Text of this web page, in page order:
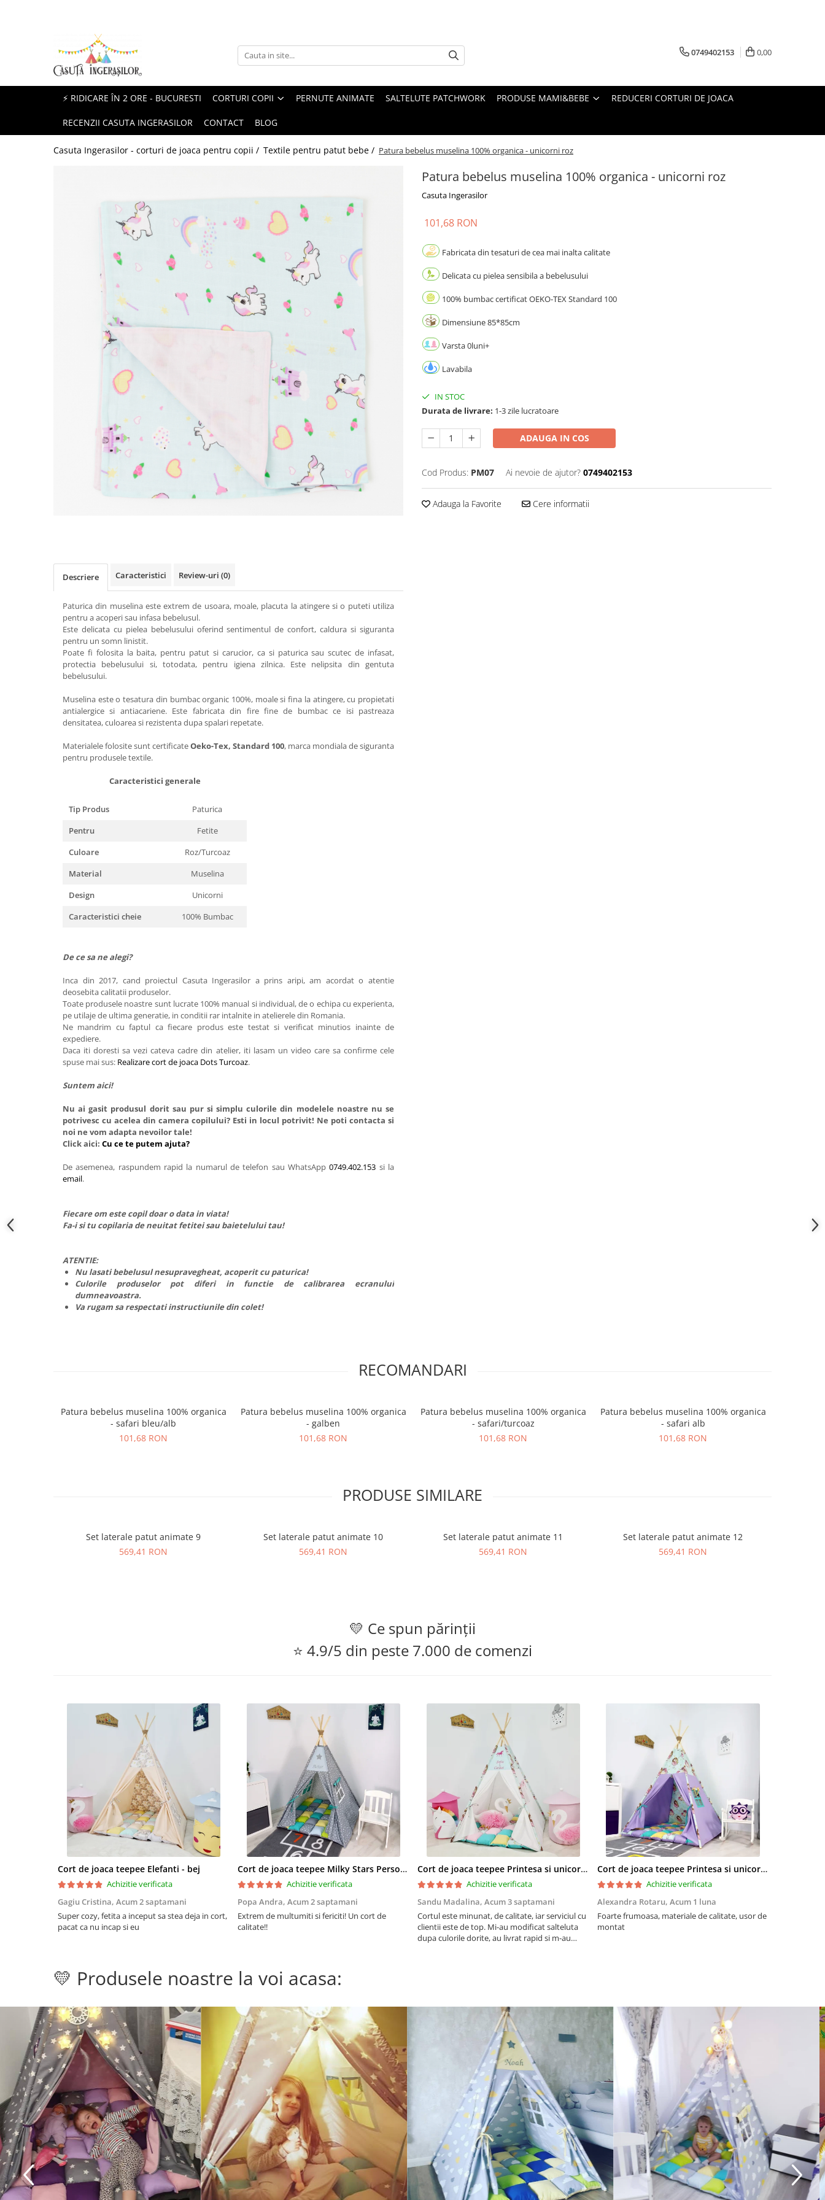
Corturi fetite
Corturi baieti
Corturi unisex
Produse Mami&Bebe
Perne gravida
Perne pentru alaptat
Paturici si Museline
Protectii patut impletite
0749402153 0,00
⚡ RIDICARE ÎN 2 ORE - BUCURESTI CORTURI COPII PERNUTE ANIMATE SALTELUTE PATCHWORK PRODUSE MAMI&BEBE REDUCERI CORTURI DE JOACA
RECENZII CASUTA INGERASILOR CONTACT BLOG
Casuta Ingerasilor - corturi de joaca pentru copii / Textile pentru patut bebe / Patura bebelus muselina 100% organica - unicorni roz
Patura bebelus muselina 100% organica - unicorni roz
Casuta Ingerasilor
101,68 RON
Fabricata din tesaturi de cea mai inalta calitate
Delicata cu pielea sensibila a bebelusului
100% bumbac certificat OEKO-TEX Standard 100
Dimensiune 85*85cm
Varsta 0luni+
Lavabila
IN STOC
Durata de livrare: 1-3 zile lucratoare
ADAUGA IN COS
Cod Produs: PM07 Ai nevoie de ajutor? 0749402153
Adauga la Favorite Cere informatii
Descriere Caracteristici Review-uri (0)
Paturica din muselina este extrem de usoara, moale, placuta la atingere si o puteti utiliza
pentru a acoperi sau infasa bebelusul.
Este delicata cu pielea bebelusului oferind sentimentul de confort, caldura si siguranta
pentru un somn linistit.
Poate fi folosita la baita, pentru patut si carucior, ca si paturica sau scutec de infasat,
protectia bebelusului si, totodata, pentru igiena zilnica. Este nelipsita din gentuta
bebelusului.
Muselina este o tesatura din bumbac organic 100%, moale si fina la atingere, cu propietati
antialergice si antiacariene. Este fabricata din fire fine de bumbac ce isi pastreaza
densitatea, culoarea si rezistenta dupa spalari repetate.
Materialele folosite sunt certificateOeko-Tex, Standard 100, marca mondiala de siguranta
pentru produsele textile.
Caracteristici generale
Tip Produs
Paturica
Pentru
Fetite
Culoare
Roz/Turcoaz
Material
Muselina
Design
Unicorni
Caracteristici cheie
100% Bumbac
De ce sa ne alegi?
Inca din 2017, cand proiectul Casuta Ingerasilor a prins aripi, am acordat o atentie
deosebita calitatii produselor.
Toate produsele noastre sunt lucrate 100% manual si individual, de o echipa cu experienta,
pe utilaje de ultima generatie, in conditii rar intalnite in atelierele din Romania.
Ne mandrim cu faptul ca fiecare produs este testat si verificat minutios inainte de
expediere.
Daca iti doresti sa vezi cateva cadre din atelier, iti lasam un video care sa confirme cele
spuse mai sus: Realizare cort de joaca Dots Turcoaz.
Suntem aici!
Nu ai gasit produsul dorit sau pur si simplu culorile din modelele noastre nu se
potrivesc cu acelea din camera copilului? Esti in locul potrivit! Ne poti contacta si
noi ne vom adapta nevoilor tale!
Click aici: Cu ce te putem ajuta?
De asemenea, raspundem rapid la numarul de telefon sau WhatsApp0749.402.153 si la
email.
Fiecare om este copil doar o data in viata!
Fa-i si tu copilaria de neuitat fetitei sau baietelului tau!
ATENTIE:
Nu lasati bebelusul nesupravegheat, acoperit cu paturica!
Culorile produselor pot diferi in functie de calibrarea ecranului
dumneavoastra.
Va rugam sa respectati instructiunile din colet!
RECOMANDARI
Patura bebelus muselina 100% organica
- safari bleu/alb
101,68 RON
Patura bebelus muselina 100% organica
- galben
101,68 RON
Patura bebelus muselina 100% organica
- safari/turcoaz
101,68 RON
Patura bebelus muselina 100% organica
- safari alb
101,68 RON
PRODUSE SIMILARE
Set laterale patut animate 9
569,41 RON
Set laterale patut animate 10
569,41 RON
Set laterale patut animate 11
569,41 RON
Set laterale patut animate 12
569,41 RON
💛 Ce spun părinții
⭐ 4.9/5 din peste 7.000 de comenzi
Cort de joaca teepee Elefanti - bej
Achizitie verificata
Gagiu Cristina, Acum 2 saptamani
Super cozy, fetita a inceput sa stea deja in cort,
pacat ca nu incap si eu
Cort de joaca teepee Milky Stars Personalizat
Achizitie verificata
Popa Andra, Acum 2 saptamani
Extrem de multumiti si fericiti! Un cort de
calitate!!
Cort de joaca teepee Printesa si unicornii personalizat
Achizitie verificata
Sandu Madalina, Acum 3 saptamani
Cortul este minunat, de calitate, iar serviciul cu
clientii este de top. Mi-au modificat salteluta
dupa culorile dorite, au livrat rapid si m-au
Cort de joaca teepee Printesa si unicornii - lila
Achizitie verificata
Alexandra Rotaru, Acum 1 luna
Foarte frumoasa, materiale de calitate, usor de
montat
💛 Produsele noastre la voi acasa: